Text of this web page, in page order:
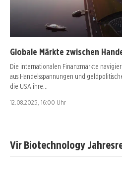
Globale Märkte zwischen
Die internationalen Finanzmärkte
aus Handelsspannungen und
die USA ihre…
12.08.2025, 16:00 Uhr
Vir Biotechnology